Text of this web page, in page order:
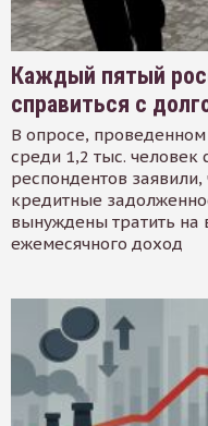
Каждый пятый
справиться с
В опросе,
среди 1,2 тыс. человек
респондентов
кредитные
вынуждены тратить на
ежемесячного доход